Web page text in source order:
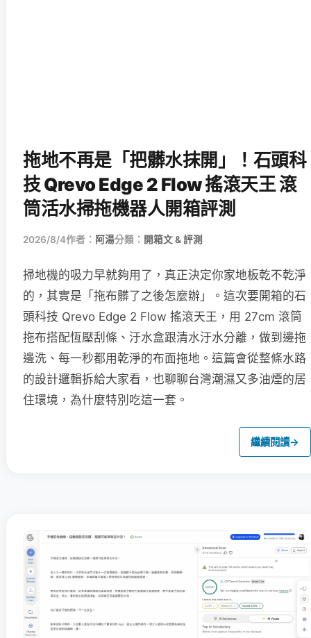
拖地不再是「把髒水抹開」！石頭科
技 Qrevo Edge 2 Flow 搖滾天王 滾
筒活水掃拖機器人開箱評測
2026/8/4作者： 阿湯分類： 開箱文 & 評測
掃地機的吸力早就夠用了，真正決定你家地板乾不乾淨
的，其實是「拖布髒了之後怎麼辦」。這次要開箱的石
頭科技 Qrevo Edge 2 Flow 搖滾天王，用 27cm 滾筒
拖布搭配恆壓刮條、汙水盒跟清水汙水分離，做到邊拖
邊洗、每一秒都用乾淨的布面拖地。這篇會從整條水路
的設計邏輯拆給大家看，也聊聊台灣潮濕又多油煙的居
住環境，為什麼特別吃這一套。
繼續閱讀→